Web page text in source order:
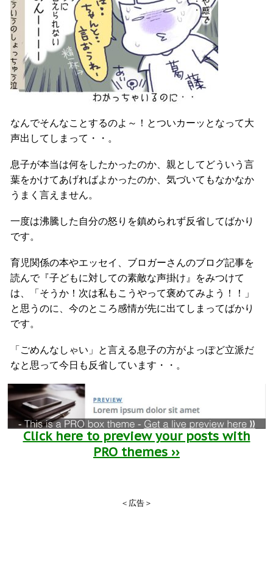
なんでそんなことするのよ～！とついカーッとなって大
声出してしまって・・。
息子が本当は何をしたかったのか、親としてどういう言
葉をかけてあげればよかったのか、気づいてもなかなか
うまく言えません。
一度は沸騰した自分の怒りを鎮められず反省してばかり
です。
育児関係の本やエッセイ、ブロガーさんのブログ記事を
読んで『子どもに対しての素敵な声掛け』をみつけて
は、「そうか！次は私もこうやって褒めてみよう！！」
と思うのに、今のところ感情が先に出てしまってばかり
です。
「ごめんなしゃい」と言える息子の方がよっぽど立派だ
なと思って今日も反省しています・・。
Click here to preview your posts with
PRO themes ››
＜広告＞